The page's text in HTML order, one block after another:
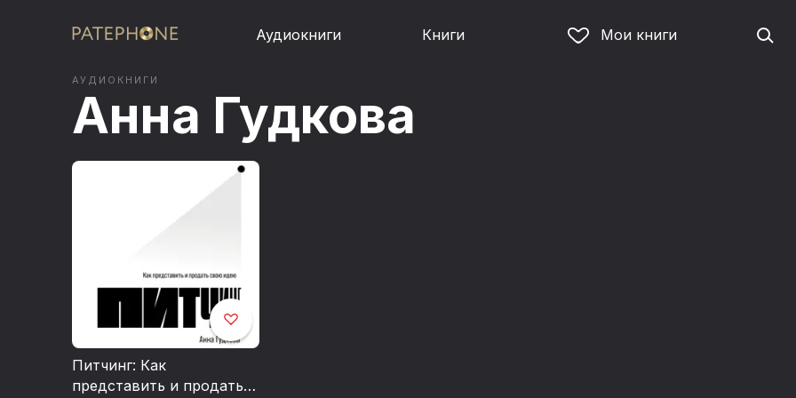
Аудиокниги Книги Мои книги
АУДИОКНИГИ
Анна Гудкова
Питчинг: Как
представить и продать